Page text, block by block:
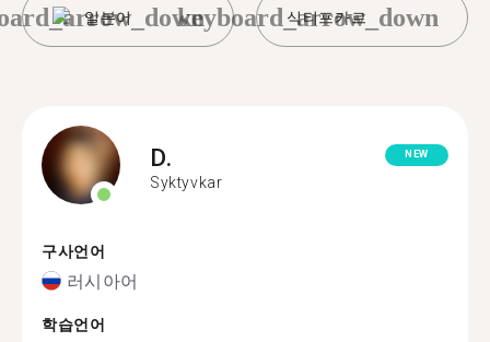
일본어 식티프카르
keyboard_arrow_down
D.
Syktyvkar
NEW
구사언어
러시아어
학습언어